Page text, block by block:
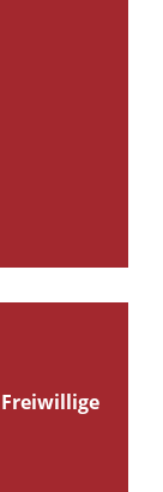
Freiwillige